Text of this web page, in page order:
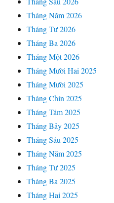
Tháng Năm 2026
Tháng Tư 2026
Tháng Ba 2026
Tháng Một 2026
Tháng Mười Hai 2025
Tháng Mười 2025
Tháng Chín 2025
Tháng Tám 2025
Tháng Bảy 2025
Tháng Sáu 2025
Tháng Năm 2025
Tháng Tư 2025
Tháng Ba 2025
Tháng Hai 2025